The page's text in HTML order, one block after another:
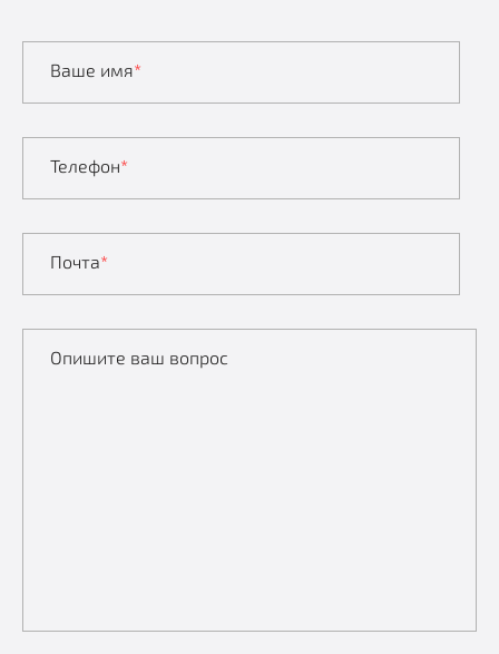
Ваше имя*
Телефон*
Почта*
Опишите ваш вопрос